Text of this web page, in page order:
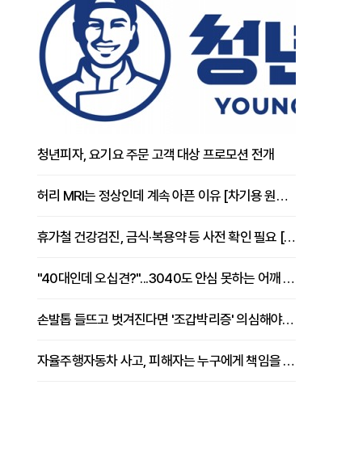
청년피자, 요기요 주문 고객 대상 프로모션 전개
허리 MRI는 정상인데 계속 아픈 이유 [차기용 원장 칼럼]
휴가철 건강검진, 금식·복용약 등 사전 확인 필요 [정도감 원장 칼럼]
"40대인데 오십견?"...3040도 안심 못하는 어깨 유착성 관절낭염
손발톱 들뜨고 벗겨진다면 '조갑박리증' 의심해야 [김철윤 원장 칼럼]
자율주행자동차 사고, 피해자는 누구에게 책임을 물을 수 있을까